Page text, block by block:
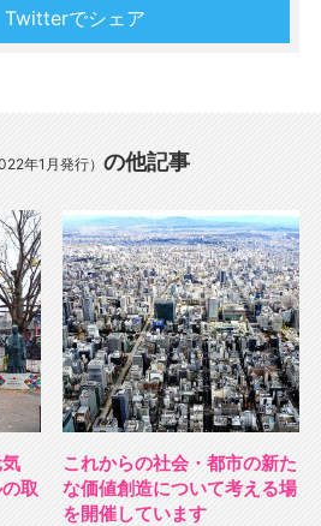
Twitterでシェア
年1月発行） の他記事
取
これからの社会・都市の新た
な価値創造について考える場
を開催しています